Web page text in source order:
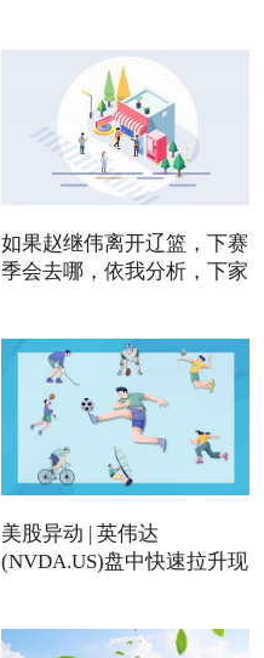
如果赵继伟离开辽篮，下赛
季会去哪，依我分析，下家
美股异动 | 英伟达
(NVDA.US)盘中快速拉升现